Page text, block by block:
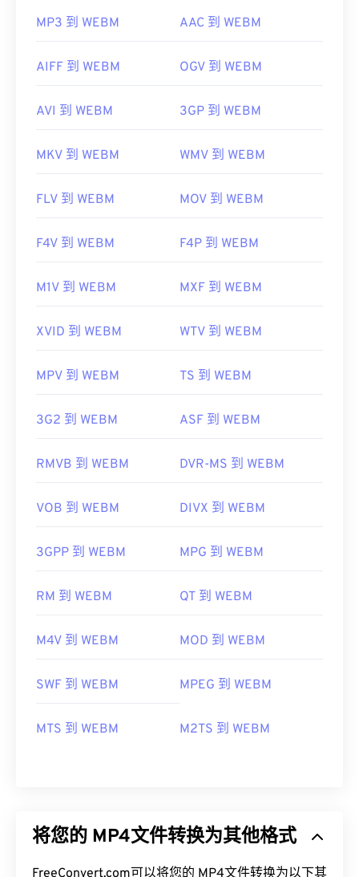
MP3 到 WEBM AAC 到 WEBM
AIFF 到 WEBM OGV 到 WEBM
AVI 到 WEBM 3GP 到 WEBM
MKV 到 WEBM WMV 到 WEBM
FLV 到 WEBM MOV 到 WEBM
F4V 到 WEBM F4P 到 WEBM
M1V 到 WEBM MXF 到 WEBM
XVID 到 WEBM WTV 到 WEBM
MPV 到 WEBM TS 到 WEBM
3G2 到 WEBM ASF 到 WEBM
RMVB 到 WEBM DVR-MS 到 WEBM
VOB 到 WEBM DIVX 到 WEBM
3GPP 到 WEBM MPG 到 WEBM
RM 到 WEBM QT 到 WEBM
M4V 到 WEBM MOD 到 WEBM
SWF 到 WEBM MPEG 到 WEBM
MTS 到 WEBM M2TS 到 WEBM
将您的 MP4文件转换为其他格式